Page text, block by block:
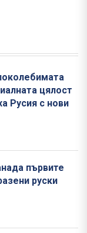
цялост
Русия с нови
първите
руски